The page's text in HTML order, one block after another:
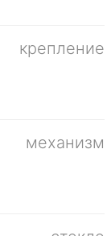
крепление
механизм